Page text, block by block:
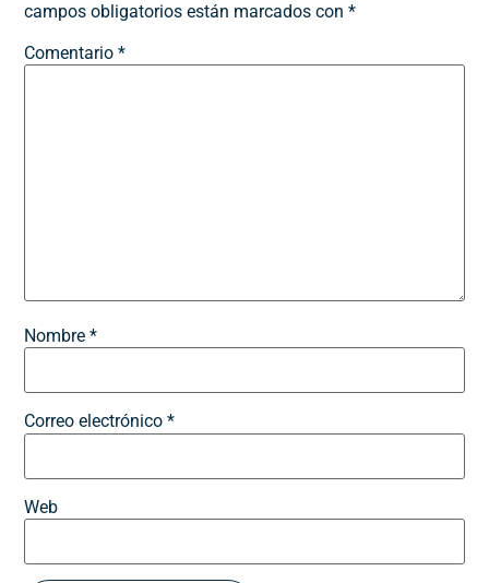
campos obligatorios están marcados con*
Comentario*
Nombre*
Correo electrónico*
Web